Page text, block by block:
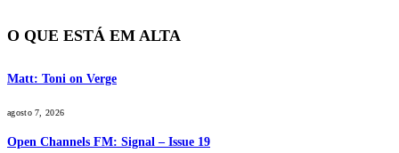
O QUE ESTÁ EM ALTA
Matt: Toni on Verge
agosto 7, 2026
Open Channels FM: Signal – Issue 19